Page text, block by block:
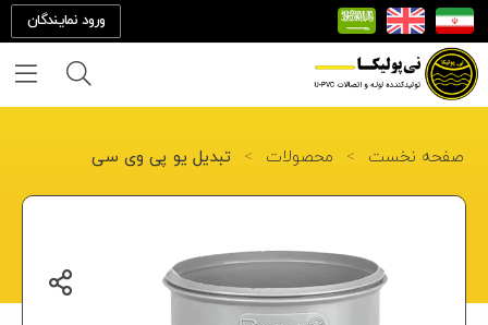
ورود نمایندگان
خانه
تماس
صفحه نخست > محصولات > تبدیل یو پی وی سی